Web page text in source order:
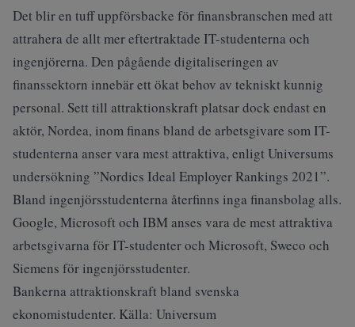
Det blir en tuff uppförsbacke för finansbranschen med att
attrahera de allt mer eftertraktade IT-studenterna och
ingenjörerna. Den pågående digitaliseringen av
finanssektorn innebär ett ökat behov av tekniskt kunnig
personal. Sett till attraktionskraft platsar dock endast en
aktör, Nordea, inom finans bland de arbetsgivare som IT-
studenterna anser vara mest attraktiva, enligt Universums
undersökning ”Nordics Ideal Employer Rankings 2021”.
Bland ingenjörsstudenterna återfinns inga finansbolag alls.
Google, Microsoft och IBM anses vara de mest attraktiva
arbetsgivarna för IT-studenter och Microsoft, Sweco och
Siemens för ingenjörsstudenter.
Bankerna attraktionskraft bland svenska
ekonomistudenter. Källa: Universum